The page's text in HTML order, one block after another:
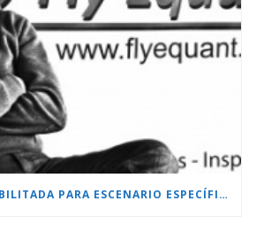
FLYEQUANT HABILITADA PARA ESCENARIO ESPECÍFICO.